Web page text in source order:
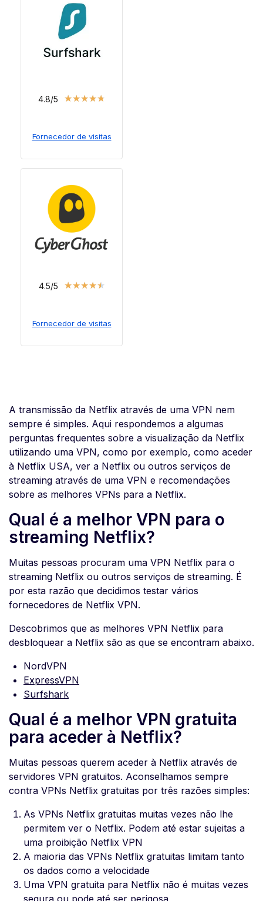
4.8/5 ★★★★★
Fornecedor de visitas
4.5/5 ★★★★★
Fornecedor de visitas
A transmissão da Netflix através de uma VPN nem
sempre é simples. Aqui respondemos a algumas
perguntas frequentes sobre a visualização da Netflix
utilizando uma VPN, como por exemplo, como aceder
à Netflix USA, ver a Netflix ou outros serviços de
streaming através de uma VPN e recomendações
sobre as melhores VPNs para a Netflix.
Qual é a melhor VPN para o
streaming Netflix?
Muitas pessoas procuram uma VPN Netflix para o
streaming Netflix ou outros serviços de streaming. É
por esta razão que decidimos testar vários
fornecedores de Netflix VPN.
Descobrimos que as melhores VPN Netflix para
desbloquear a Netflix são as que se encontram abaixo.
NordVPN
ExpressVPN
Surfshark
Qual é a melhor VPN gratuita
para aceder à Netflix?
Muitas pessoas querem aceder à Netflix através de
servidores VPN gratuitos. Aconselhamos sempre
contra VPNs Netflix gratuitas por três razões simples:
As VPNs Netflix gratuitas muitas vezes não lhe
permitem ver o Netflix. Podem até estar sujeitas a
uma proibição Netflix VPN
A maioria das VPNs Netflix gratuitas limitam tanto
os dados como a velocidade
Uma VPN gratuita para Netflix não é muitas vezes